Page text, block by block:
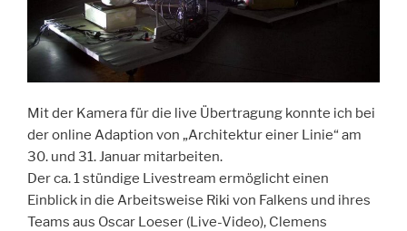
Mit der Kamera für die live Übertragung konnte ich bei
der online Adaption von „Architektur einer Linie“ am
30. und 31. Januar mitarbeiten.
Der ca. 1 stündige Livestream ermöglicht einen
Einblick in die Arbeitsweise Riki von Falkens und ihres
Teams aus Oscar Loeser (Live-Video), Clemens